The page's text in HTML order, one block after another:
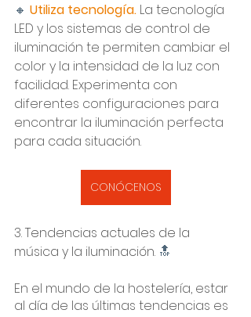
🔸 Utiliza tecnología. La tecnología
LED y los sistemas de control de
iluminación te permiten cambiar el
color y la intensidad de la luz con
facilidad. Experimenta con
diferentes configuraciones para
encontrar la iluminación perfecta
para cada situación.
CONÓCENOS
3. Tendencias actuales de la
música y la iluminación. 🔝
En el mundo de la hostelería, estar
al día de las últimas tendencias es